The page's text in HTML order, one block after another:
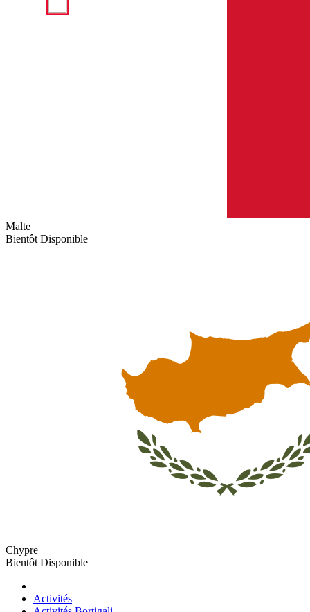
Malte
Bientôt Disponible
Chypre
Bientôt Disponible
Activités